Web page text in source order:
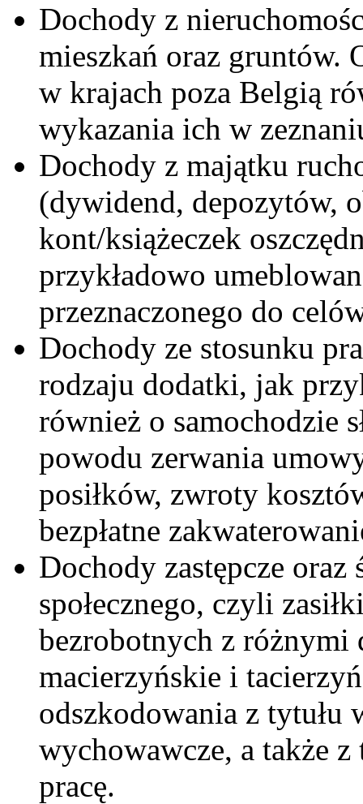
Dochody z
mieszkań oraz gruntów.
w krajach poza Belgią
wykazania ich w
Dochody z majątku
(dywidend, depozytów,
kont/książeczek
przykładowo
przeznaczonego do
Dochody ze stosunku
rodzaju dodatki, jak
również o samochodzie
powodu zerwania
posiłków, zwroty
bezpłatne
Dochody zastępcze oraz
społecznego, czyli
bezrobotnych z różnymi
macierzyńskie i
odszkodowania z tytułu
wychowawcze, a także
pracę.